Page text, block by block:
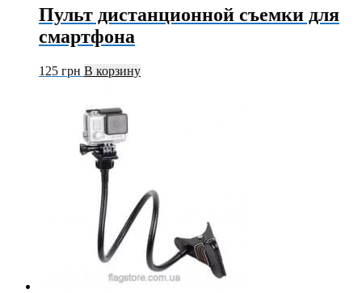
Пульт дистанционной съемки для
смартфона
125 грн В корзину